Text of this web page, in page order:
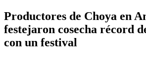
Productores de Choya en
festejaron cosecha récord
con un festival